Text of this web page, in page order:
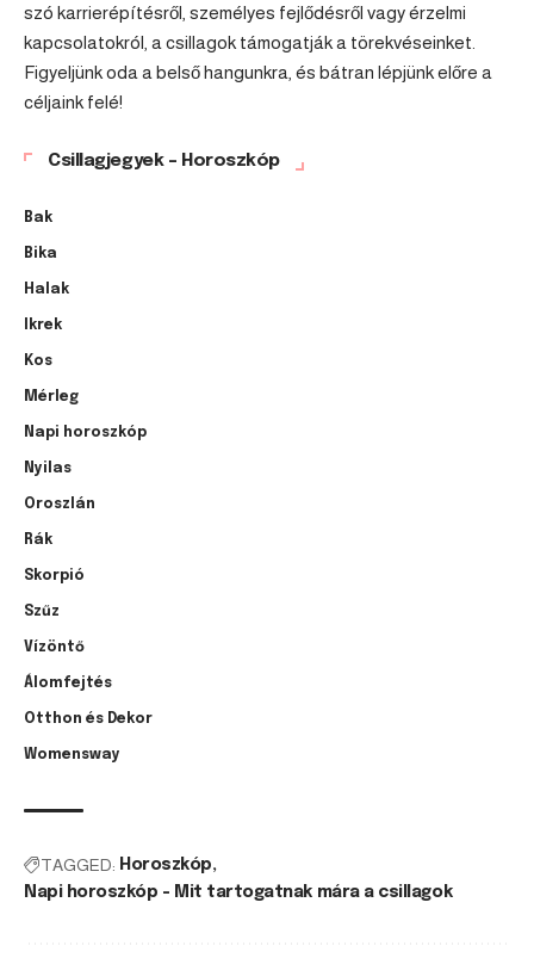
szó karrierépítésről, személyes fejlődésről vagy érzelmi
kapcsolatokról, a csillagok támogatják a törekvéseinket.
Figyeljünk oda a belső hangunkra, és bátran lépjünk előre a
céljaink felé!
Csillagjegyek – Horoszkóp
Bak
Bika
Halak
Ikrek
Kos
Mérleg
Napi horoszkóp
Nyilas
Oroszlán
Rák
Skorpió
Szűz
Vízöntő
Álomfejtés
Otthon és Dekor
Womensway
TAGGED: Horoszkóp
Napi horoszkóp - Mit tartogatnak mára a csillagok